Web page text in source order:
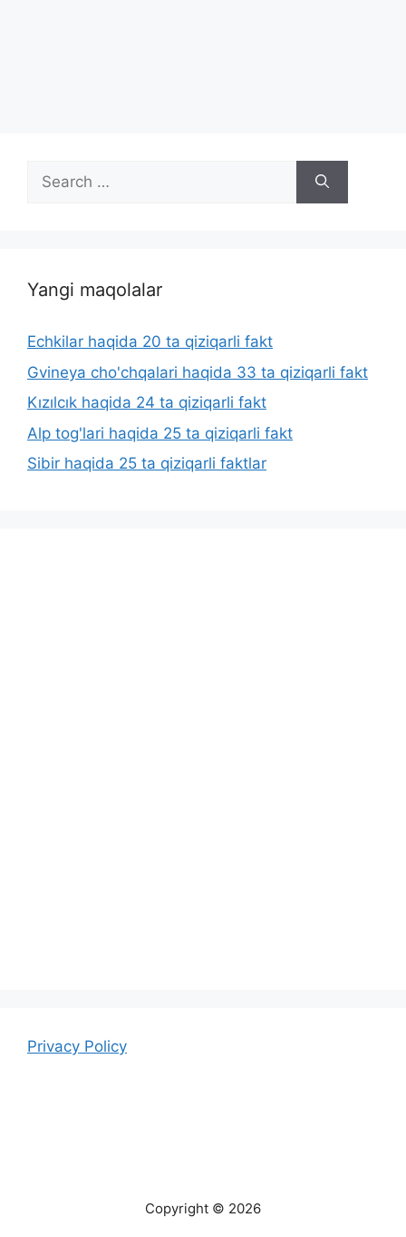
Search
for:
Yangi maqolalar
Echkilar haqida 20 ta qiziqarli fakt
Gvineya cho'chqalari haqida 33 ta qiziqarli fakt
Kızılcık haqida 24 ta qiziqarli fakt
Alp tog'lari haqida 25 ta qiziqarli fakt
Sibir haqida 25 ta qiziqarli faktlar
Privacy Policy
Copyright © 2026